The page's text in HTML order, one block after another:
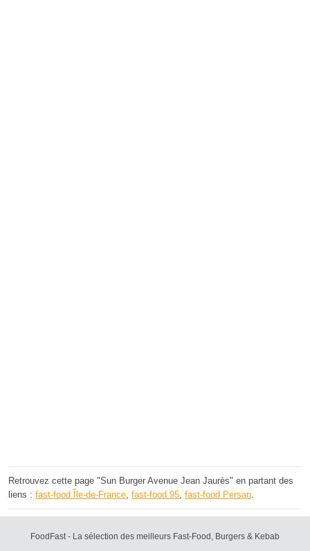
Retrouvez cette page "Sun Burger Avenue Jean Jaurès" en partant des
liens : fast-food Île-de-France, fast-food 95, fast-food Persan.
FoodFast - La sélection des meilleurs Fast-Food, Burgers & Kebab